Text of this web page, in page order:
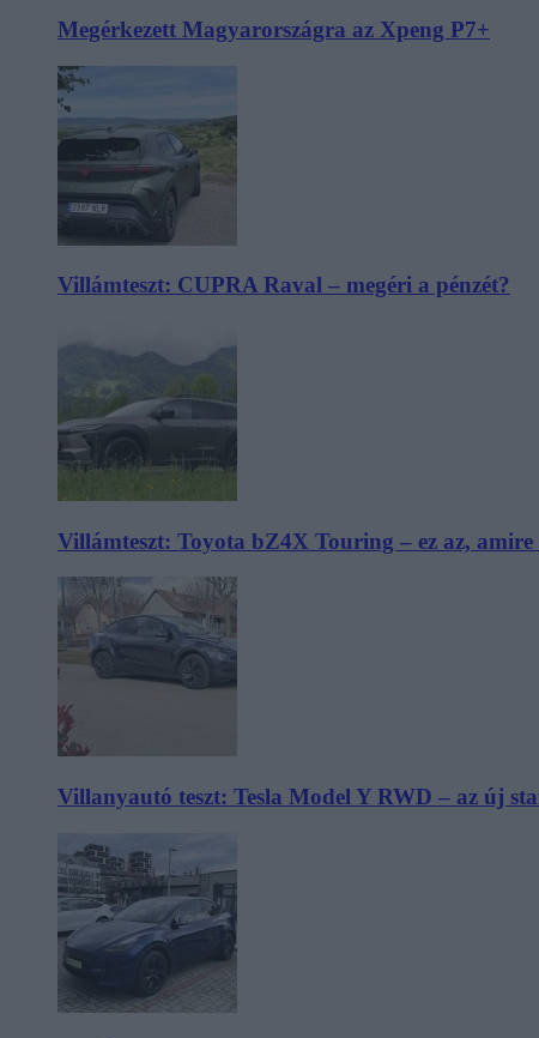
Megérkezett Magyarországra az Xpeng P7+
Villámteszt: CUPRA Raval – megéri a pénzét?
Villámteszt: Toyota bZ4X Touring – ez az, amire
Villanyautó teszt: Tesla Model Y RWD – az új